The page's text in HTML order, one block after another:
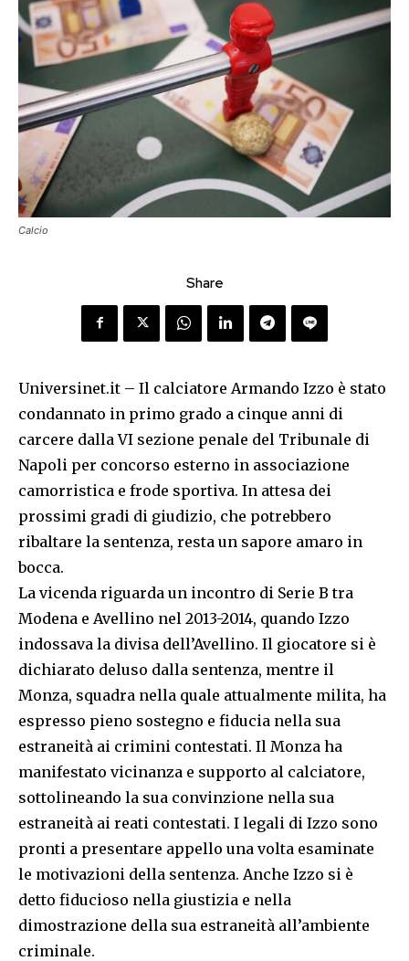
Calcio
Share
Universinet.it – Il calciatore Armando Izzo è stato
condannato in primo grado a cinque anni di
carcere dalla VI sezione penale del Tribunale di
Napoli per concorso esterno in associazione
camorristica e frode sportiva. In attesa dei
prossimi gradi di giudizio, che potrebbero
ribaltare la sentenza, resta un sapore amaro in
bocca.
La vicenda riguarda un incontro di Serie B tra
Modena e Avellino nel 2013-2014, quando Izzo
indossava la divisa dell’Avellino. Il giocatore si è
dichiarato deluso dalla sentenza, mentre il
Monza, squadra nella quale attualmente milita, ha
espresso pieno sostegno e fiducia nella sua
estraneità ai crimini contestati. Il Monza ha
manifestato vicinanza e supporto al calciatore,
sottolineando la sua convinzione nella sua
estraneità ai reati contestati. I legali di Izzo sono
pronti a presentare appello una volta esaminate
le motivazioni della sentenza. Anche Izzo si è
detto fiducioso nella giustizia e nella
dimostrazione della sua estraneità all’ambiente
criminale.